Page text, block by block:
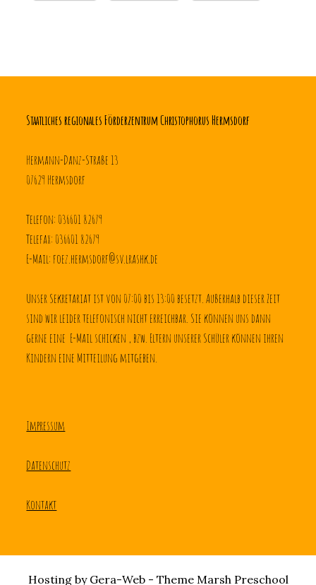
Staatliches regionales Förderzentrum Christophorus Hermsdorf
Hermann-Danz-Straße 13
07629 Hermsdorf
Telefon: 036601 82679
Telefax: 036601 82679
E-Mail: foez.hermsdorf@sv.lrashk.de
Unser Sekretariat ist von 07:00 bis 13:00 besetzt. Außerhalb dieser Zeit
sind wir leider telefonisch nicht erreichbar. Sie können uns dann
gerne eine  E-Mail schicken , bzw. Eltern unserer Schüler können ihren
Kindern eine Mitteilung mitgeben.
Impressum
Datenschutz
Kontakt
Hosting by Gera-Web - Theme Marsh Preschool